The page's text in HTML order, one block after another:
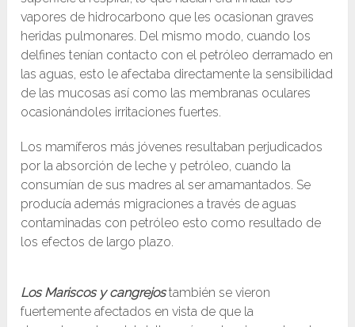
vapores de hidrocarbono que les ocasionan graves
heridas pulmonares. Del mismo modo, cuando los
delfines tenían contacto con el petróleo derramado en
las aguas, esto le afectaba directamente la sensibilidad
de las mucosas así como las membranas oculares
ocasionándoles irritaciones fuertes.
Los mamíferos más jóvenes resultaban perjudicados
por la absorción de leche y petróleo, cuando la
consumían de sus madres al ser amamantados. Se
producía además migraciones a través de aguas
contaminadas con petróleo esto como resultado de
los efectos de largo plazo.
Los Mariscos y cangrejostambién se vieron
fuertemente afectados en vista de que la